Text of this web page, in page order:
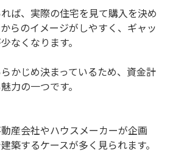
ば、実際の住宅を見て購入を決め
らのイメージがしやすく、ギャッ
なくなります。
かじめ決まっているため、資金計
力の一つです。
産会社やハウスメーカーが企画
築するケースが多く見られます。